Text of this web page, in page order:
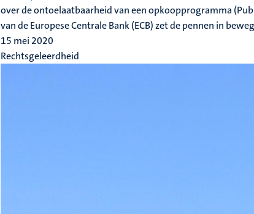
over de ontoelaatbaarheid van een opkoopprogramma
van de Europese Centrale Bank (ECB) zet de pennen in
15 mei 2020
Rechtsgeleerdheid